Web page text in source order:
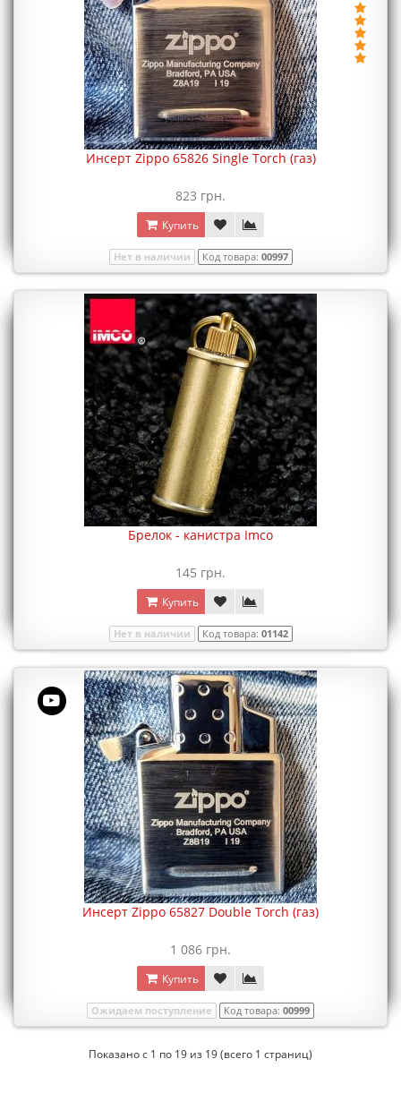
Инсерт Zippo 65826 Single Torch (газ)
823 грн.
Купить
Нет в наличии Код товара: 00997
Брелок - канистра Imco
145 грн.
Купить
Нет в наличии Код товара: 01142
Инсерт Zippo 65827 Double Torch (газ)
1 086 грн.
Купить
Ожидаем поступление Код товара: 00999
Показано с 1 по 19 из 19 (всего 1 страниц)